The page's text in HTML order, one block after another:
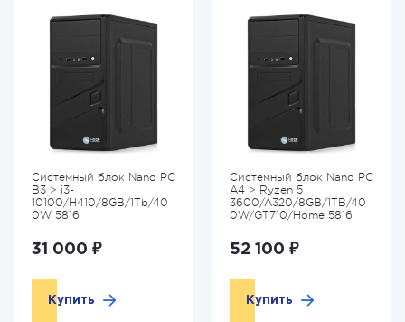
Системный блок Nano PC
B3 > i3-
10100/H410/8GB/1Tb/40
0W 5816
31 000 ₽
Купить
Системный блок Nano PC
A4 > Ryzen 5
3600/A320/8GB/1TB/40
0W/GT710/Home 5816
52 100 ₽
Купить